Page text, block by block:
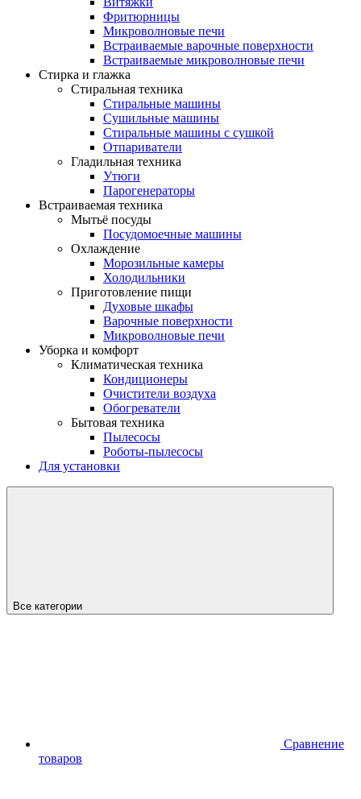
Фритюрницы
Микроволновые печи
Встраиваемые варочные поверхности
Встраиваемые микроволновые печи
Стирка и глажка
Стиральная техника
Стиральные машины
Сушильные машины
Стиральные машины с сушкой
Отпариватели
Гладильная техника
Утюги
Парогенераторы
Встраиваемая техника
Мытьё посуды
Посудомоечные машины
Охлаждение
Морозильные камеры
Холодильники
Приготовление пищи
Духовые шкафы
Варочные поверхности
Микроволновые печи
Уборка и комфорт
Климатическая техника
Кондиционеры
Очистители воздуха
Обогреватели
Бытовая техника
Пылесосы
Роботы-пылесосы
Для установки
Все категории
Сравнение
товаров